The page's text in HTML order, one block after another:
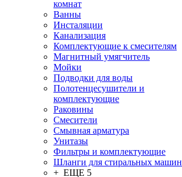
комнат
Ванны
Инсталяции
Канализация
Комплектующие к смесителям
Магнитный умягчитель
Мойки
Подводки для воды
Полотенцесушители и
комплектующие
Раковины
Смесители
Смывная арматура
Унитазы
Фильтры и комплектующие
Шланги для стиральных машин
+ ЕЩЕ 5